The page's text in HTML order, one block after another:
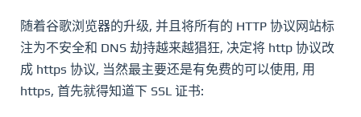
随着谷歌浏览器的升级, 并且将所有的 HTTP 协议网站标
注为不安全和 DNS 劫持越来越猖狂, 决定将 http 协议改
成 https 协议, 当然最主要还是有免费的可以使用, 用
https, 首先就得知道下 SSL 证书: